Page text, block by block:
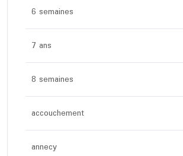
6 semaines
7 ans
8 semaines
accouchement
annecy